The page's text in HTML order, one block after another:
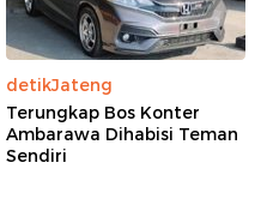
detikJateng
Terungkap Bos Konter
Ambarawa Dihabisi Teman
Sendiri